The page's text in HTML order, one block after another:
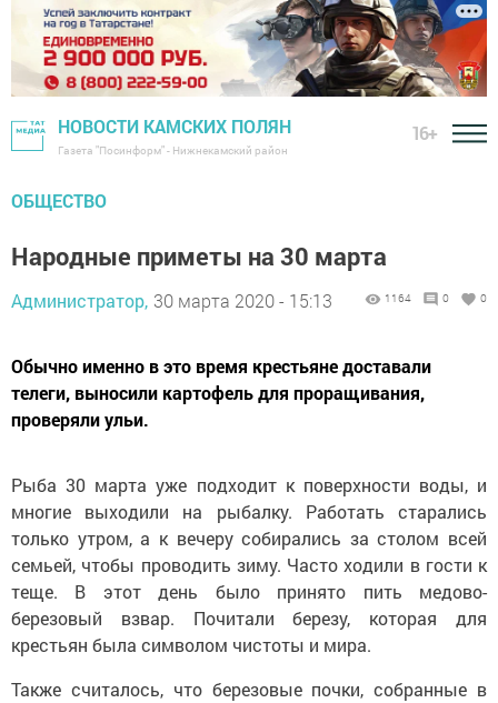
НОВОСТИ КАМСКИХ ПОЛЯН
Газета "Посинформ" - Нижнекамский район
16+
ОБЩЕСТВО
Народные приметы на 30 марта
Администратор, 30 марта 2020 - 15:13 1164 0 0
Обычно именно в это время крестьяне доставали
телеги, выносили картофель для проращивания,
проверяли ульи.
Рыба 30 марта уже подходит к поверхности воды, и
многие выходили на рыбалку. Работать старались
только утром, а к вечеру собирались за столом всей
семьей, чтобы проводить зиму. Часто ходили в гости к
теще. В этот день было принято пить медово-
березовый взвар. Почитали березу, которая для
крестьян была символом чистоты и мира.
Также считалось, что березовые почки, собранные в